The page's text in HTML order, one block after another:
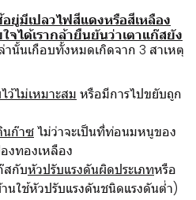
ยู่มีเปลวไฟสีแดงหรือสีเหลือง
จได้เรากล้ายืนยันว่าเตาแก๊สยัง
นั้นเกือบทั้งหมดเกิดจาก 3 สาเหตุ
ว้ไม่เหมาะสม หรือมีการไปขยับถูก
นก๊าซไม่ว่าจะเป็นที่ท่อนมหนูของ
งทองเหลือง
สกับหัวปรับแรงดันผิดประเภทหรือ
นใช้หัวปรับแรงดันชนิดแรงดันต่ำ)